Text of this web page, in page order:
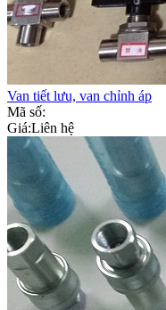
Van tiết lưu, van chỉnh áp
Mã số:
Giá:Liên hệ